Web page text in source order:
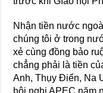
Nhận tiền nước
chúng tôi ở trong
xẻ cùng đồng bảo
chẳng phải là tiền
Anh, Thụy Điển, Na
hội nghị APEC năm